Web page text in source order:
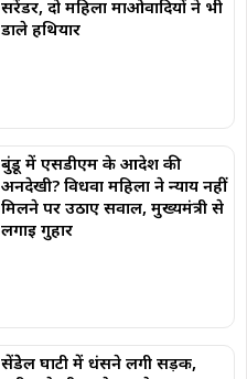
सरेंडर, दो महिला माओवादियों ने भी
डाले हथियार
बुंडू में एसडीएम के आदेश की
अनदेखी? विधवा महिला ने न्याय नहीं
मिलने पर उठाए सवाल, मुख्यमंत्री से
लगाई गुहार
सेंडेेल घाटी में धंसने लगी सड़क,